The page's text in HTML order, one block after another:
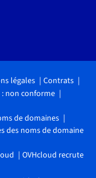
légales
Contrats
: non conforme
de domaines
des noms de domaine
OVHcloud recrute